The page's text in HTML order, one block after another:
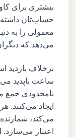
بیشتری برای
حساب‌تان داشته
معمولی را به
می‌دهد که
ساعت ناپدید
نامحدودی جمع
ایجاد می‌کنند.
می‌کند،
اعتبار می‌سازد.